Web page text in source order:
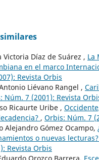
Victoria Díaz de Suárez , La
en el marco
Revista Orbis
Liévano Rangel ,
Núm. 7 (2001): Revista
Ricaurte Uribe ,
, Orbis: Núm. 7
Alejandro Gómez Ocampo,
o nuevas lecturas?
Revista Orbis